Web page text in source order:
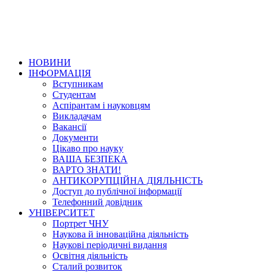
НОВИНИ
ІНФОРМАЦІЯ
Вступникам
Студентам
Аспірантам і науковцям
Викладачам
Вакансії
Документи
Цікаво про науку
ВАША БЕЗПЕКА
ВАРТО ЗНАТИ!
АНТИКОРУПЦІЙНА ДІЯЛЬНІСТЬ
Доступ до публічної інформації
Телефонний довідник
УНІВЕРСИТЕТ
Портрет ЧНУ
Наукова й інноваційна діяльність
Наукові періодичні видання
Освітня діяльність
Сталий розвиток